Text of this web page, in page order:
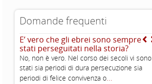
Domande frequenti
E’ vero che gli ebrei sono sempre
stati perseguitati nella storia?
No, non è vero. Nel corso dei secoli vi sono
stati sia periodi di dura persecuzione sia
periodi di felice convivenza o...